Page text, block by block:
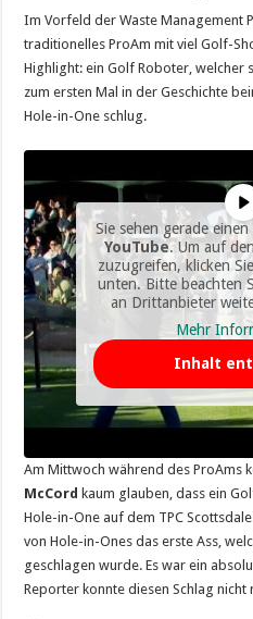
Im Vorfeld der Waste Management
traditionelles ProAm mit viel Golf-
Highlight: ein Golf Roboter, welcher
zum ersten Mal in der Geschichte
Hole-in-One schlug.
Sie sehen gerade
YouTube. Um auf
zuzugreifen, klicken
unten. Bitte beachten
an Drittanbieter
Mehr
Inhalt
Am Mittwoch während des ProAms
McCord kaum glauben, dass ein
Hole-in-One auf dem TPC
von Hole-in-Ones das erste Ass,
geschlagen wurde. Es war ein
Reporter konnte diesen Schlag